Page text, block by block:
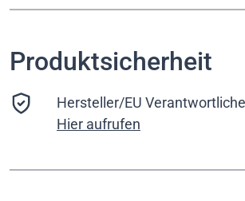
Produktsicherheit
Hersteller/EU
Hier aufrufen